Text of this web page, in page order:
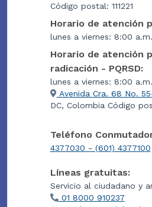
Código postal: 111221
Horario de atención
lunes a viernes: 8:00
Horario de atención
radicación - PQRSD:
lunes a viernes: 8:00
Avenida Cra. 68 No.
DC, Colombia Código
Teléfono
4377030 - (601) 4377100
Líneas gratuitas:
Servicio al ciudadano y
01 8000 910237